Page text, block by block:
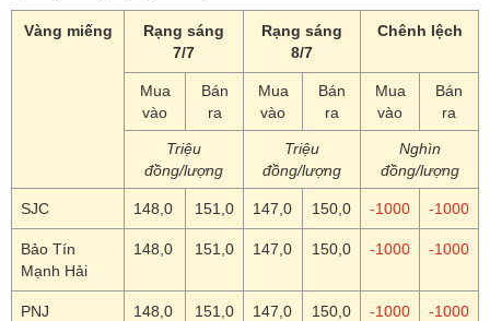
Vàng miếng
Rạng sáng
7/7
Rạng sáng
8/7
Chênh lệch
Mua
vào
Bán
ra
Mua
vào
Bán
ra
Mua
vào
Bán
ra
Triệu
đồng/lượng
Triệu
đồng/lượng
Nghìn
đồng/lượng
SJC 148,0 151,0 147,0 150,0 -1000 -1000
Bảo Tín
Mạnh Hải
148,0 151,0 147,0 150,0 -1000 -1000
PNJ 148,0 151,0 147,0 150,0 -1000 -1000